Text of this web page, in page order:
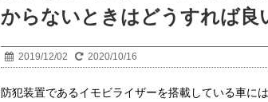
からないときはどうすれば良
2019/12/02 2020/10/16
防犯装置であるイモビライザーを搭載している車に